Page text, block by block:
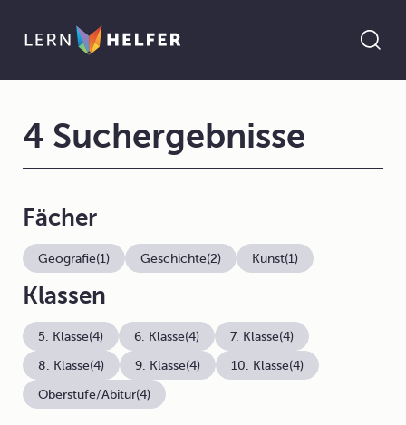
4 Suchergebnisse
Fächer
Geografie(1) Geschichte(2) Kunst(1)
Klassen
5. Klasse(4) 6. Klasse(4) 7. Klasse(4)
8. Klasse(4) 9. Klasse(4) 10. Klasse(4)
Oberstufe/Abitur(4)